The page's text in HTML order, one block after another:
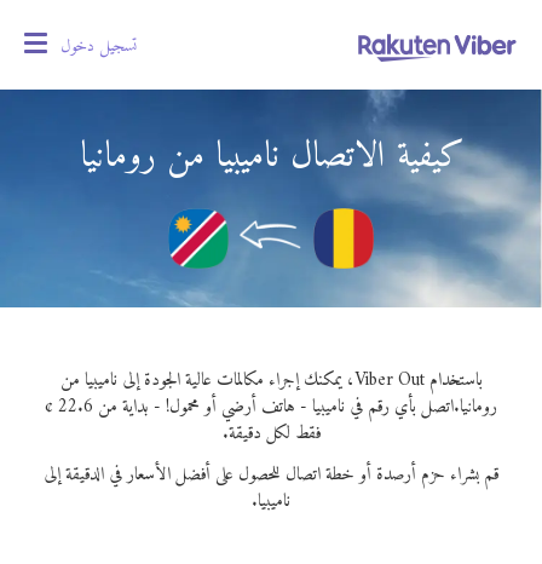
تسجيل دخول
كيفية الاتصال ناميبيا من رومانيا
باستخدام Viber Out، يمكنك إجراء مكالمات عالية الجودة إلى ناميبيا من
رومانيا.
اتصل بأي رقم في ناميبيا - هاتف أرضي أو محمول! - بداية من 22.6 ¢
فقط لكل دقيقة.
قم بشراء حزم أرصدة أو خطة اتصال للحصول على أفضل الأسعار في الدقيقة إلى
ناميبيا.